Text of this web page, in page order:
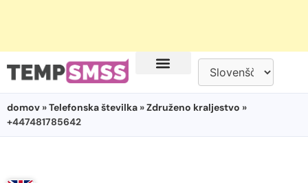
domov »Telefonska številka »Združeno kraljestvo »
+447481785642